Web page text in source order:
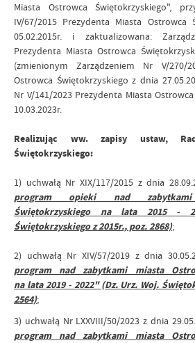
Miasta Ostrowca Świętokrzyskiego",
IV/67/2015 Prezydenta Miasta Ostrowca
05.02.2015r. i zaktualizowana:
Prezydenta Miasta Ostrowca
(zmienionym Zarządzeniem Nr V/270/
Ostrowca Świętokrzyskiego z dnia
Nr V/141/2023 Prezydenta Miasta
10.03.2023r.
Realizując ww. zapisy ustaw,
Świętokrzyskiego:
1) uchwałą Nr XIX/117/2015 z dnia
program opieki nad
Świętokrzyskiego na lata 2015 -
Świętokrzyskiego z 2015r., poz. 2868);
2) uchwałą Nr XIV/57/2019 z dnia
program nad zabytkami miasta
na lata 2019 - 2022" (Dz. Urz. Woj.
2564);
3) uchwałą Nr LXXVIII/50/2023 z dnia
program nad zabytkami miasta